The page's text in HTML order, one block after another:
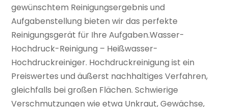
gewünschtem Reinigungsergebnis und
Aufgabenstellung bieten wir das perfekte
Reinigungsgerät für Ihre Aufgaben.Wasser-
Hochdruck-Reinigung – Heißwasser-
Hochdruckreiniger. Hochdruckreinigung ist ein
Preiswertes und äußerst nachhaltiges Verfahren,
gleichfalls bei großen Flächen. Schwierige
Verschmutzungen wie etwa Unkraut, Gewächse,